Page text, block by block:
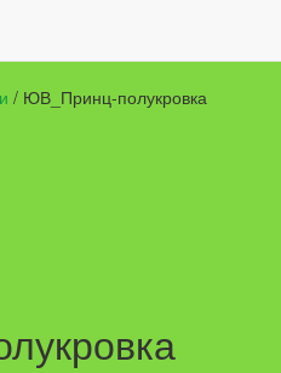
/ ЮВ_Принц-полукровка